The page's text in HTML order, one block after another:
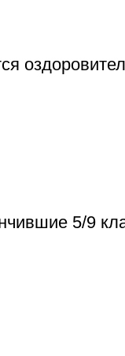
5/9